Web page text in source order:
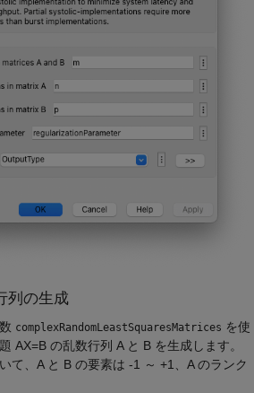
列の生成
complexRandomLeastSquaresMatrices を使
AX=B の乱数行列 A と B を生成します。
て、A と B の要素は -1 ～ +1、A のランク